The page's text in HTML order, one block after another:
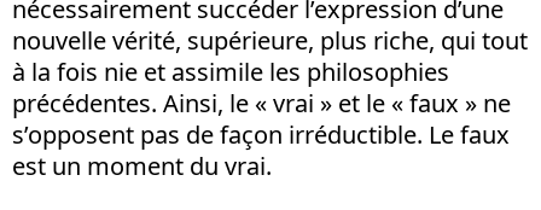
nécessairement succéder l’expression d’une
nouvelle vérité, supérieure, plus riche, qui tout
à la fois nie et assimile les philosophies
précédentes. Ainsi, le « vrai » et le « faux » ne
s’opposent pas de façon irréductible. Le faux
est un moment du vrai.